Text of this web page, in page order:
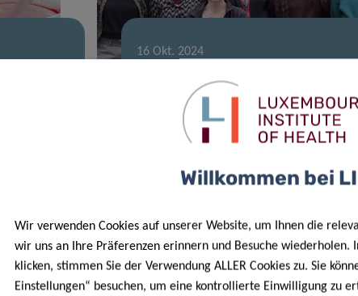
Stroma
16 Okt. 2024
Professorin Beatrice Melin zur
strategischen Sabbatical-
Kollaboration
Willkommen bei
Wir verwenden Cookies auf unserer Website, um Ihnen die
wir uns an Ihre Präferenzen erinnern und Besuche wiederholen.
klicken, stimmen Sie der Verwendung ALLER Cookies zu. Sie
Einstellungen“ besuchen, um eine kontrollierte Einwilligung zu